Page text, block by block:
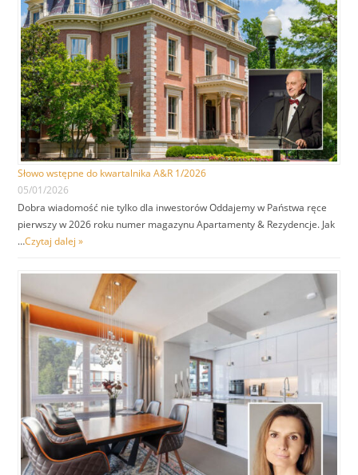
Słowo wstępne do kwartalnika A&R 1/2026
05/01/2026
Dobra wiadomość nie tylko dla inwestorów Oddajemy w Państwa ręce
pierwszy w 2026 roku numer magazynu Apartamenty & Rezydencje. Jak
…Czytaj dalej »